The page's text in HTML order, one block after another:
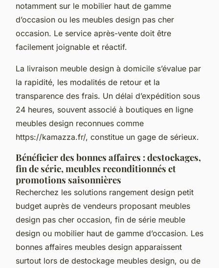
notamment sur le mobilier haut de gamme
d’occasion ou les meubles design pas cher
occasion. Le service après-vente doit être
facilement joignable et réactif.
La livraison meuble design à domicile s’évalue par
la rapidité, les modalités de retour et la
transparence des frais. Un délai d’expédition sous
24 heures, souvent associé à boutiques en ligne
meubles design reconnues comme
https://kamazza.fr/, constitue un gage de sérieux.
Bénéficier des bonnes affaires : destockages,
fin de série, meubles reconditionnés et
promotions saisonnières
Recherchez les solutions rangement design petit
budget auprès de vendeurs proposant meubles
design pas cher occasion, fin de série meuble
design ou mobilier haut de gamme d’occasion. Les
bonnes affaires meubles design apparaissent
surtout lors de destockage meubles design, ou de